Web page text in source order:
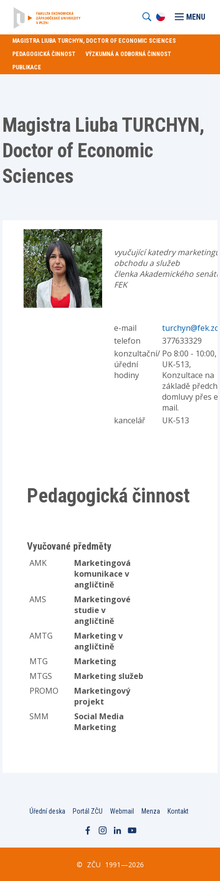
MENU
MAGISTRA LIUBA TURCHYN, DOCTOR OF ECONOMIC SCIENCES
PEDAGOGICKÁ ČINNOST
VÝZKUMNÁ A ODBORNÁ ČINNOST
PUBLIKACE
Magistra Liuba TURCHYN,
Doctor of Economic
Sciences
vyučující katedry
obchodu a služeb
členka Akademického
FEK
e-mail
telefon
377633329
konzultační/
úřední
hodiny
Po 8:00 - 10:00,
UK-513,
Konzultace na
základě
domluvy přes
mail.
kancelář
UK-513
Pedagogická činnost
Vyučované předměty
AMK
Marketingová
komunikace v
angličtině
AMS
Marketingové
studie v
angličtině
AMTG
Marketing v
angličtině
MTG
Marketing
MTGS
Marketing služeb
PROMO
Marketingový
projekt
SMM
Social Media
Marketing
Úřední deska Portál ZČU Webmail Menza Kontakt
© ZČU 1991—2026